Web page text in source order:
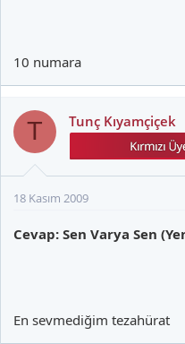
10 numara
T Tunç Kıyamçiçek
18 Kasım 2009
Cevap: Sen Varya Sen
En sevmediğim tezahürat